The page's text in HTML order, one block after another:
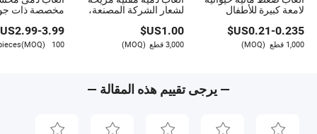
لامعة كبيرة للأطفال
US$0.21-0.235
1,000 قطع (MOQ)
لشعار الشركة المصنعة،
لعبة ضغط للتخفيف من
التوترUS$1.00
3,000 قطع (MOQ)
مخصصة ذات
كرتونية لطيفة،
محشوة ناعمة
US$2.99-3.99
100 pieces
(MOQ)
— يرجى تقييم هذه المقالة —